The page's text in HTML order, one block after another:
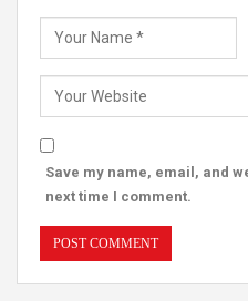
Save my name, email, and
next time I comment.